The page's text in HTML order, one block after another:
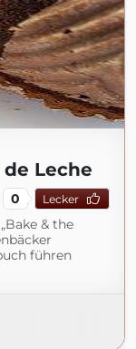
Leche
0 Lecker
& the
führen